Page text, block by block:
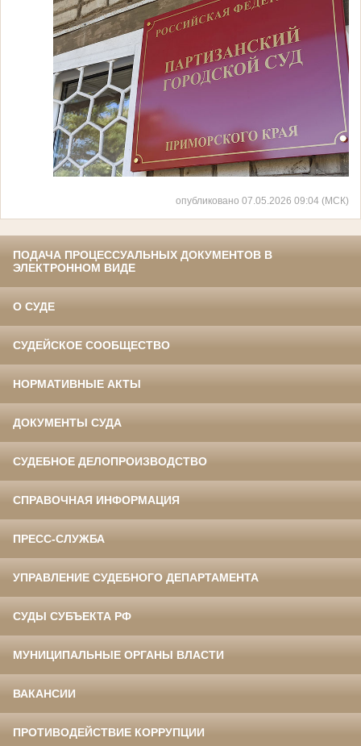
опубликовано 07.05.2026 09:04 (МСК)
ПОДАЧА ПРОЦЕССУАЛЬНЫХ ДОКУМЕНТОВ В
ЭЛЕКТРОННОМ ВИДЕ
О СУДЕ
СУДЕЙСКОЕ СООБЩЕСТВО
НОРМАТИВНЫЕ АКТЫ
ДОКУМЕНТЫ СУДА
СУДЕБНОЕ ДЕЛОПРОИЗВОДСТВО
СПРАВОЧНАЯ ИНФОРМАЦИЯ
ПРЕСС-СЛУЖБА
УПРАВЛЕНИЕ СУДЕБНОГО ДЕПАРТАМЕНТА
СУДЫ СУБЪЕКТА РФ
МУНИЦИПАЛЬНЫЕ ОРГАНЫ ВЛАСТИ
ВАКАНСИИ
ПРОТИВОДЕЙСТВИЕ КОРРУПЦИИ